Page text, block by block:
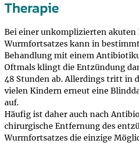
Therapie
Bei einer unkomplizierten akuten
Wurmfortsatzes kann in
Behandlung mit einem
Oftmals klingt die Entzündung
48 Stunden ab. Allerdings tritt in
vielen Kindern erneut eine
auf.
Häufig ist daher auch nach
chirurgische Entfernung des
Wurmfortsatzes die einzige